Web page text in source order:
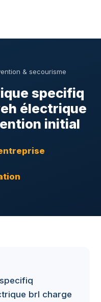
& secourisme
specifiq
électrique
initial
brl charge